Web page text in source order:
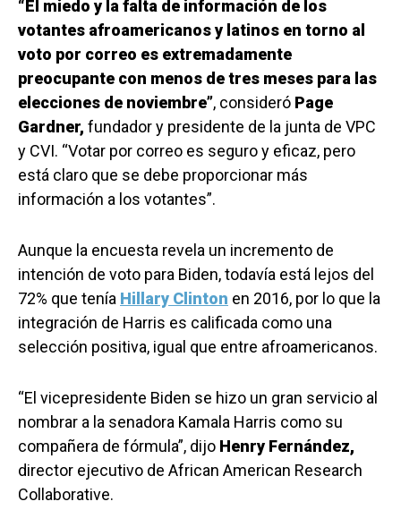
“El miedo y la falta de información de los
votantes afroamericanos y latinos en torno al
voto por correo es extremadamente
preocupante con menos de tres meses para las
elecciones de noviembre”, consideró Page
Gardner, fundador y presidente de la junta de VPC
y CVI. “Votar por correo es seguro y eficaz, pero
está claro que se debe proporcionar más
información a los votantes”.
Aunque la encuesta revela un incremento de
intención de voto para Biden, todavía está lejos del
72% que tenía Hillary Clinton en 2016, por lo que la
integración de Harris es calificada como una
selección positiva, igual que entre afroamericanos.
“El vicepresidente Biden se hizo un gran servicio al
nombrar a la senadora Kamala Harris como su
compañera de fórmula”, dijo Henry Fernández,
director ejecutivo de African American Research
Collaborative.